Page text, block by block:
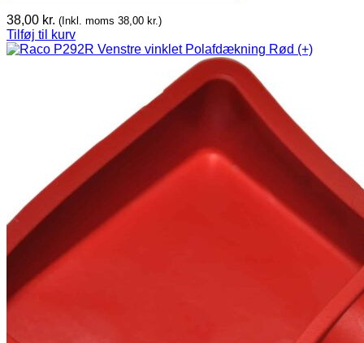
38,00 kr. (Inkl. moms 38,00 kr.)
Tilføj til kurv